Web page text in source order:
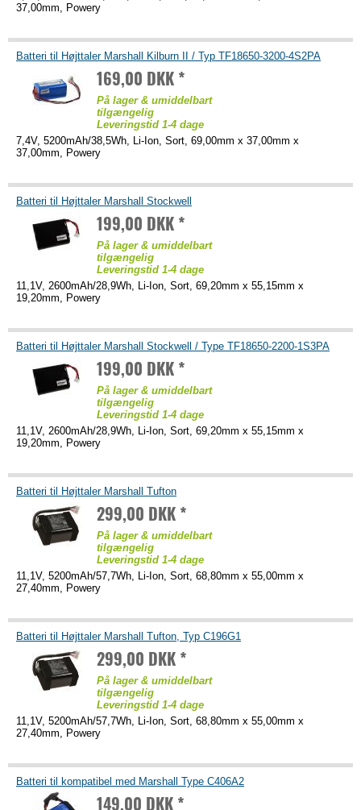
37,00mm, Powery
Batteri til Højttaler Marshall Kilburn II / Typ TF18650-3200-4S2PA
169,00 DKK *
På lager & umiddelbart
tilgængelig
Leveringstid 1-4 dage
7,4V, 5200mAh/38,5Wh, Li-Ion, Sort, 69,00mm x 37,00mm x
37,00mm, Powery
Batteri til Højttaler Marshall Stockwell
199,00 DKK *
På lager & umiddelbart
tilgængelig
Leveringstid 1-4 dage
11,1V, 2600mAh/28,9Wh, Li-Ion, Sort, 69,20mm x 55,15mm x
19,20mm, Powery
Batteri til Højttaler Marshall Stockwell / Type TF18650-2200-1S3PA
199,00 DKK *
På lager & umiddelbart
tilgængelig
Leveringstid 1-4 dage
11,1V, 2600mAh/28,9Wh, Li-Ion, Sort, 69,20mm x 55,15mm x
19,20mm, Powery
Batteri til Højttaler Marshall Tufton
299,00 DKK *
På lager & umiddelbart
tilgængelig
Leveringstid 1-4 dage
11,1V, 5200mAh/57,7Wh, Li-Ion, Sort, 68,80mm x 55,00mm x
27,40mm, Powery
Batteri til Højttaler Marshall Tufton, Typ C196G1
299,00 DKK *
På lager & umiddelbart
tilgængelig
Leveringstid 1-4 dage
11,1V, 5200mAh/57,7Wh, Li-Ion, Sort, 68,80mm x 55,00mm x
27,40mm, Powery
Batteri til kompatibel med Marshall Type C406A2
149,00 DKK *